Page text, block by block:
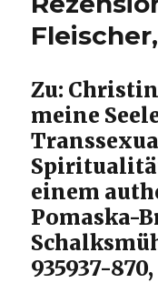
Zu:
meine
einem
Pomaska-
935937-